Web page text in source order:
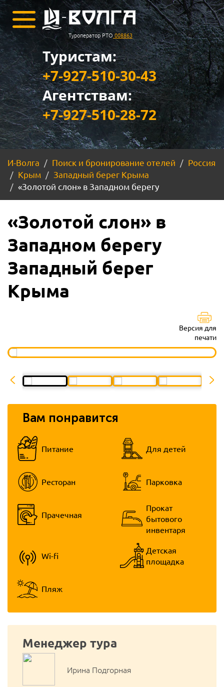
Туроператор РТО 008863
Туристам:
+7-927-510-30-43
Агентствам:
+7-927-510-28-72
И-Волга Поиск и бронирование отелей
Россия
Крым
Западный берег Крыма
«Золотой слон» в Западном берегу
«Золотой слон» в
Западном берегу
Западный берег
Крыма
Версия для
печати
Вам понравится
Питание Для детей
Ресторан Парковка
Прачечная
Прокат
бытового
инвентаря
Wi-fi
Детская
площадка
Пляж
Менеджер тура
Ирина Подгорная